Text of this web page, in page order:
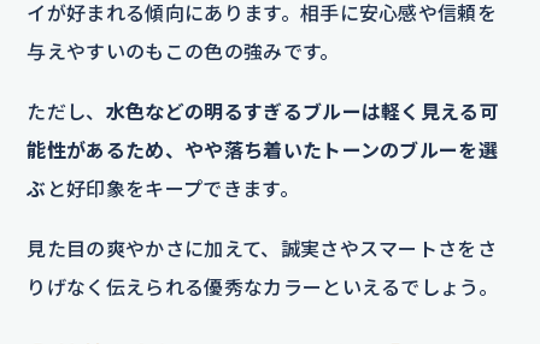
イが好まれる傾向にあります。相手に安心感や信頼を
与えやすいのもこの色の強みです。
ただし、 水色などの明るすぎるブルーは軽く見える可
能性があるため、やや落ち着いたトーンのブルーを選
ぶ と好印象をキープできます。
見た目の爽やかさに加えて、誠実さやスマートさをさ
りげなく伝えられる優秀なカラーといえるでしょう。